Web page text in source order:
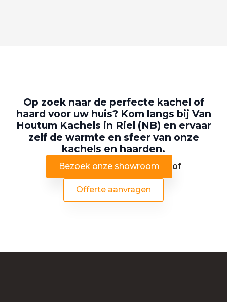
Op zoek naar de perfecte kachel of
haard voor uw huis? Kom langs bij Van
Houtum Kachels in Riel (NB) en ervaar
zelf de warmte en sfeer van onze
kachels en haarden.
Bezoek onze showroom of
Offerte aanvragen